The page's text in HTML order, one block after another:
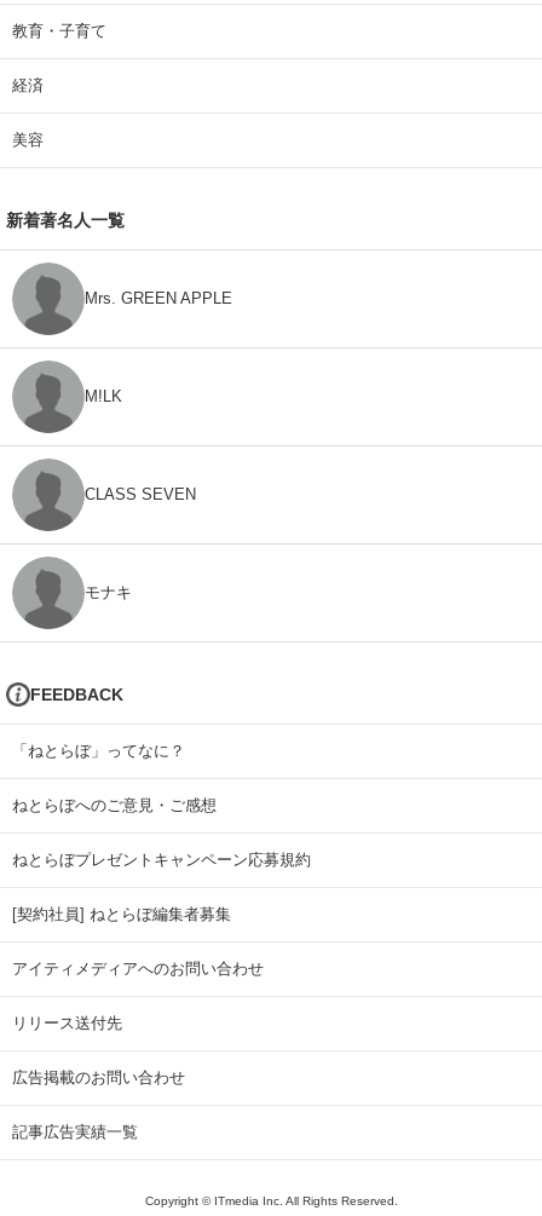
教育・子育て
経済
美容
新着著名人一覧
Mrs. GREEN APPLE
M!LK
CLASS SEVEN
モナキ
FEEDBACK
「ねとらぼ」ってなに？
ねとらぼへのご意見・ご感想
ねとらぼプレゼントキャンペーン応募規約
[契約社員] ねとらぼ編集者募集
アイティメディアへのお問い合わせ
リリース送付先
広告掲載のお問い合わせ
記事広告実績一覧
Copyright © ITmedia Inc. All Rights Reserved.